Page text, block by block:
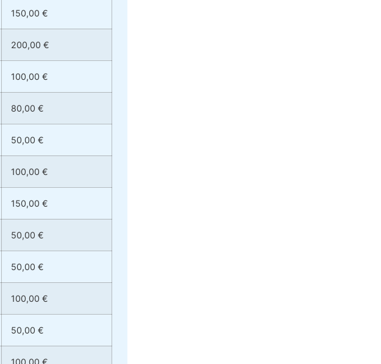
150,00 €
200,00 €
100,00 €
80,00 €
50,00 €
100,00 €
150,00 €
50,00 €
50,00 €
100,00 €
50,00 €
100,00 €